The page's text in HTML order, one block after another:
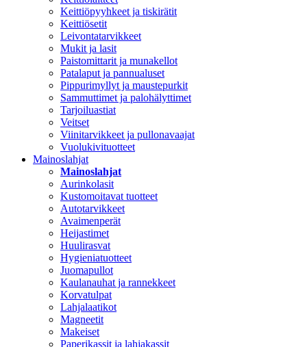
Keittiöpyyhkeet ja tiskirätit
Keittiösetit
Leivontatarvikkeet
Mukit ja lasit
Paistomittarit ja munakellot
Patalaput ja pannualuset
Pippurimyllyt ja maustepurkit
Sammuttimet ja palohälyttimet
Tarjoiluastiat
Veitset
Viinitarvikkeet ja pullonavaajat
Vuolukivituotteet
Mainoslahjat
Mainoslahjat
Aurinkolasit
Kustomoitavat tuotteet
Autotarvikkeet
Avaimenperät
Heijastimet
Huulirasvat
Hygieniatuotteet
Juomapullot
Kaulanauhat ja rannekkeet
Korvatulpat
Lahjalaatikot
Magneetit
Makeiset
Paperikassit ja lahjakassit